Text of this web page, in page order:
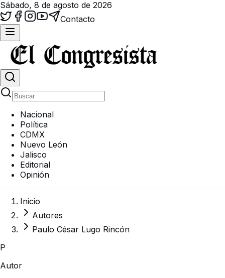
Sábado, 8 de agosto de 2026
Contacto
Nacional
Política
CDMX
Nuevo León
Jalisco
Editorial
Opinión
Inicio
Autores
Paulo César Lugo Rincón
P
Autor